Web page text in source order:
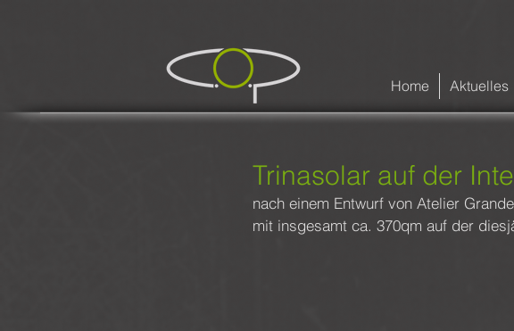
Home Aktuelles
Trinasolar auf der
nach einem Entwurf von Atelier
mit insgesamt ca. 370qm auf der